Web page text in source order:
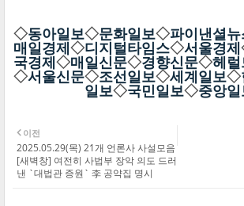
◇동아일보◇문화일보◇파이낸셜
매일경제◇디지털타임스◇서울경제
국경제◇매일신문◇경향신문◇헤럴
◇서울신문◇조선일보◇세계일보◇
일보◇국민일보◇중앙
이전
2025.05.29(목) 21개 언론사 사설모음
[새벽창] 여전히 사법부 장악 의도 드러
낸 `대법관 증원` 李 공약집 명시